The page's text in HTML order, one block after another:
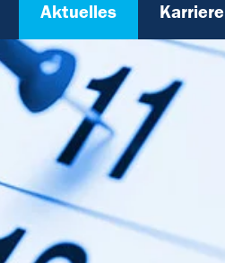
Aktuelles Karriere